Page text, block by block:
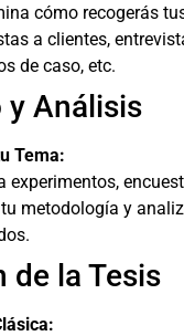
cómo recogerás
a clientes,
de caso, etc.
y Análisis
Tema:
experimentos,
metodología y
de la Tesis